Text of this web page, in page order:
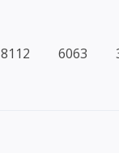
8112 6063